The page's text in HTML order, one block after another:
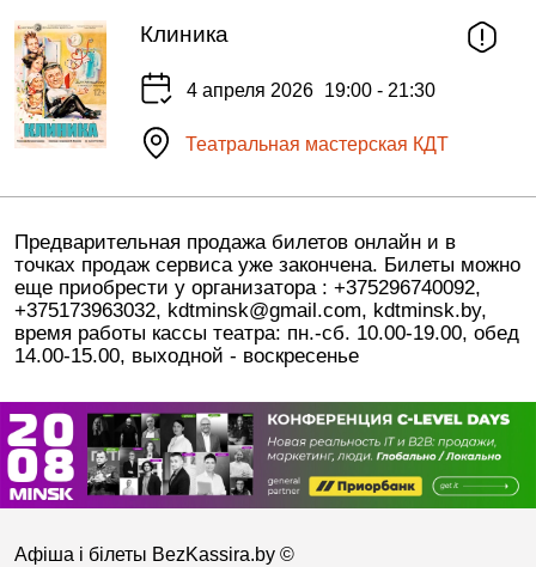
Клиника
4 апреля 2026 19:00 - 21:30
Театральная мастерская КДТ
Предварительная продажа билетов онлайн и в
точках продаж сервиса уже закончена. Билеты можно
еще приобрести у организатора : +375296740092,
+375173963032, kdtminsk@gmail.com, kdtminsk.by,
время работы кассы театра: пн.-сб. 10.00-19.00, обед
14.00-15.00, выходной - воскресенье
Афіша і білеты BezKassira.by ©